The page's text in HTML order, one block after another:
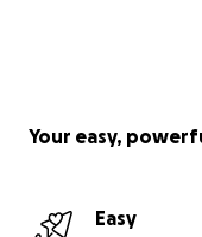
Your easy,
Easy